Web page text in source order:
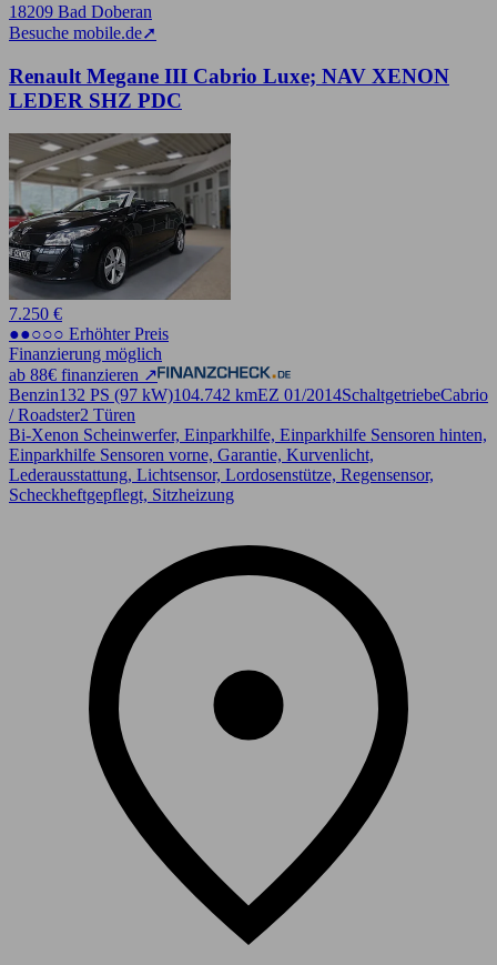
18209 Bad Doberan
Besuche mobile.de➚
Renault Megane III Cabrio Luxe; NAV XENON
LEDER SHZ PDC
7.250 €
●●○○○ Erhöhter Preis
Finanzierung möglich
ab 88€ finanzieren ↗
Benzin132 PS (97 kW)104.742 kmEZ 01/2014SchaltgetriebeCabrio
/ Roadster2 Türen
Bi-Xenon Scheinwerfer, Einparkhilfe, Einparkhilfe Sensoren hinten,
Einparkhilfe Sensoren vorne, Garantie, Kurvenlicht,
Lederausstattung, Lichtsensor, Lordosenstütze, Regensensor,
Scheckheftgepflegt, Sitzheizung